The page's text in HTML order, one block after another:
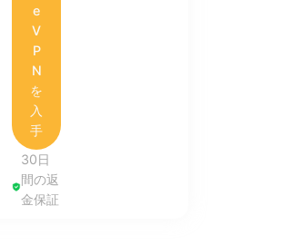
e
V
P
N
を
入
手
30日
間の返
金保証